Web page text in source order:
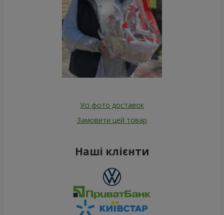
Усі фото доставок
Замовити цей товар
Наші клієнти